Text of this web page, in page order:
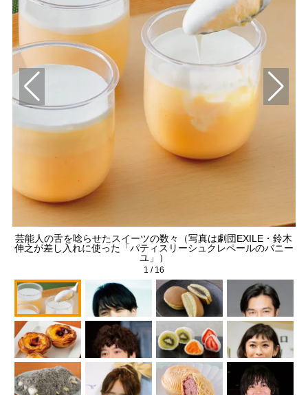
芸能人の舌を唸らせたスイーツの数々（写真は劇団EXILE・鈴木
伸之が差し入れに使った「パティスリーシュクレペールのバニー
ユ」）
1 / 16